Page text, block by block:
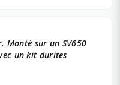
Monté sur un SV650
un kit durites